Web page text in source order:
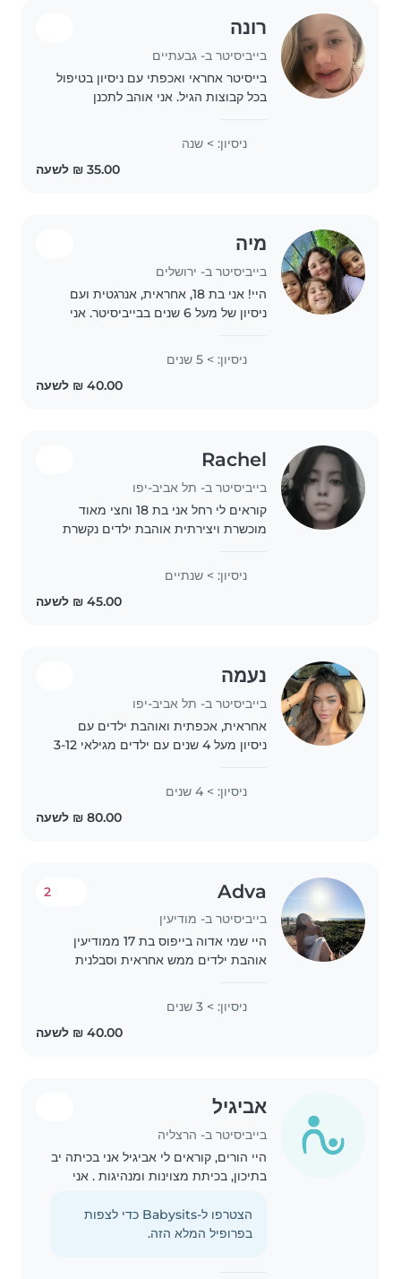
רונה
בייביסיטר ב- גבעתיים
בייסיטר אחראי ואכפתי עם ניסיון בטיפול
בכל קבוצות הגיל. אני אוהב לתכנן
בישול וסיוע בשיעורי הבית. זמין לביקורים
ניסיון: > שנה
מיה
בייביסיטר ב- ירושלים
היי! אני בת 18, אחראית, אנרגטית ועם
ניסיון של מעל 6 שנים בבייביסיטר. אני
מגיעה וחוזרת עצמאית. אני דוברת
ניסיון: > 5 שנים
Rachel
בייביסיטר ב- תל אביב-יפו
קוראים לי רחל אני בת 18 וחצי מאוד
מוכשרת ויצירתית אוהבת ילדים נקשרת
ניסיון: > שנתיים
נעמה
בייביסיטר ב- תל אביב-יפו
אחראית, אכפתית ואוהבת ילדים עם
ניסיון מעל 4 שנים עם ילדים מגילאי 3-12
ניסיון: > 4 שנים
Adva
בייביסיטר ב- מודיעין
2
היי שמי אדוה בייפוס בת 17 ממודיעין
אוהבת ילדים ממש אחראית וסבלנית
ילדים ובנוסף יש לי גם אח קטן ככה שיש
ניסיון: > 3 שנים
אביגיל
בייביסיטר ב- הרצליה
היי הורים, קוראים לי אביגיל אני בכיתה יב
בתיכון, בכיתת מצוינות ומנהיגות . אני
מגוון רב של ילדים מפעוטות עד ילדים בני
הצטרפו ל-Babysits כדי לצפות
בפרופיל המלא הזה.